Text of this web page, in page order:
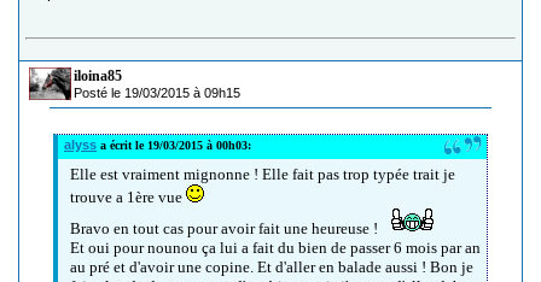
iloina85
Posté le 19/03/2015 à 09h15
alyss a écrit le 19/03/2015 à 00h03:
Elle est vraiment mignonne ! Elle fait pas trop typée trait je
trouve a 1ère vue
Bravo en tout cas pour avoir fait une heureuse !
Et oui pour nounou ça lui a fait du bien de passer 6 mois par an
au pré et d'avoir une copine. Et d'aller en balade aussi ! Bon je